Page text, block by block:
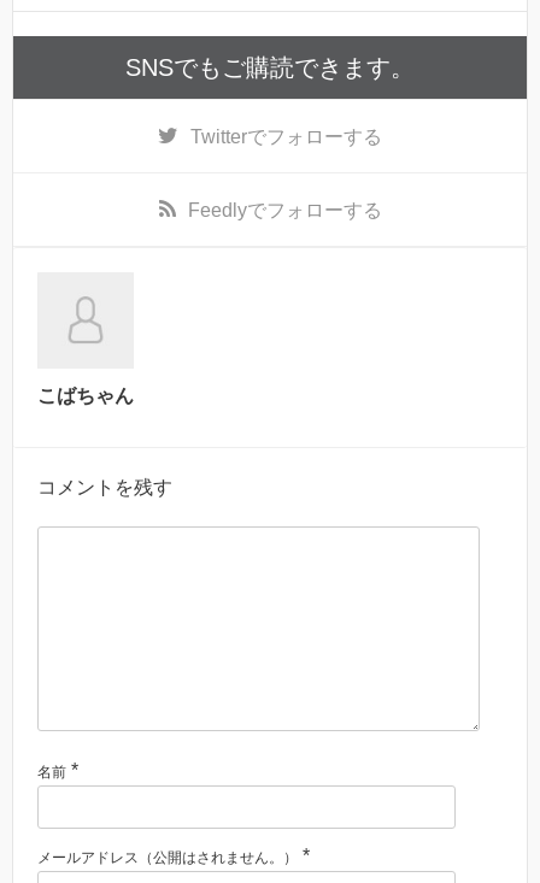
SNSでもご購読できます。
Twitterでフォローする
Feedlyでフォローする
こばちゃん
コメントを残す
名前 *
メールアドレス（公開はされません。） *